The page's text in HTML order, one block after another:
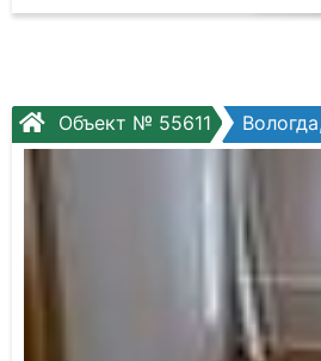
Объект № 55611 Вологда,